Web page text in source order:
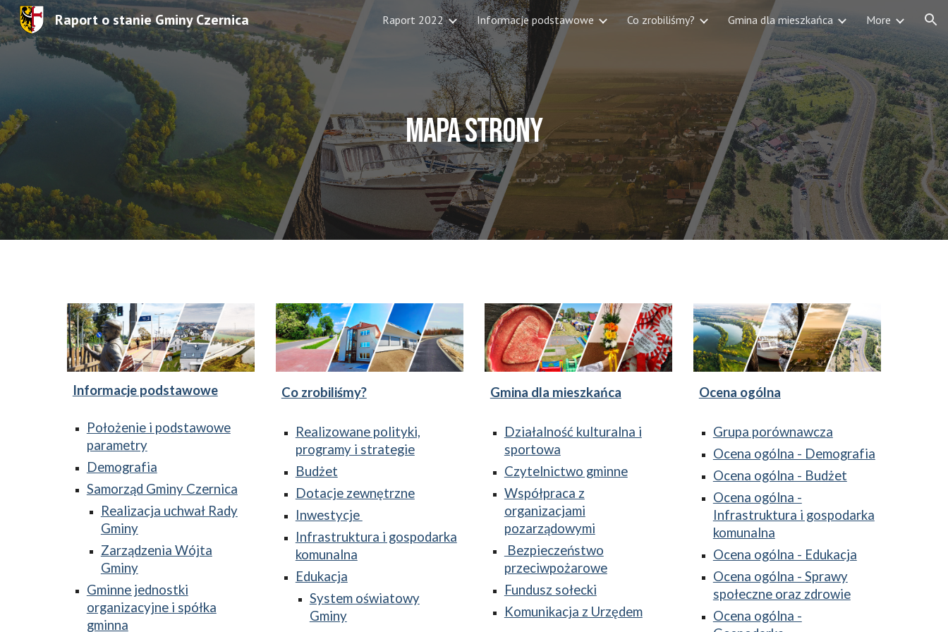
Skip to main content Skip to navigation
Raport o stanie Gminy Czernica Raport 2022 Informacje podstawowe Co zrobiliśmy? Gmina dla mieszkańca More
Mapa strony
Informacje podstawowe
Położenie i podstawowe
parametry
Demografia
Samorząd Gminy Czernica
Realizacja uchwał Rady
Gminy
Zarządzenia Wójta
Gminy
Gminne jednostki
organizacyjne i spółka
gminna
Co zrobiliśmy?
Realizowane polityki,
programy i strategie
Budżet
Dotacje zewnętrzne
Inwestycje
Infrastruktura i gospodarka
komunalna
Edukacja
System oświatowy
Gminy
Gmina dla mieszkańca
Działalność kulturalna i
sportowa
Czytelnictwo gminne
Współpraca z
organizacjami
pozarządowymi
Bezpieczeństwo
przeciwpożarowe
Fundusz sołecki
Komunikacja z Urzędem
Ocena ogólna
Grupa porównawcza
Ocena ogólna - Demografia
Ocena ogólna - Budżet
Ocena ogólna -
Infrastruktura i gospodarka
komunalna
Ocena ogólna - Edukacja
Ocena ogólna - Sprawy
społeczne oraz zdrowie
Ocena ogólna -